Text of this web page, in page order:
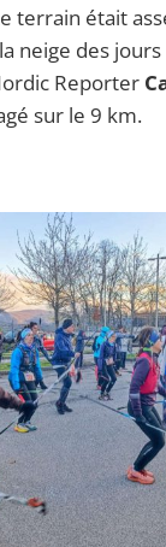
terrain était
neige des
Reporter
sur le 9 km.